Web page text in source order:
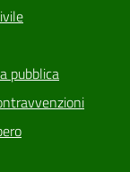
pubblica